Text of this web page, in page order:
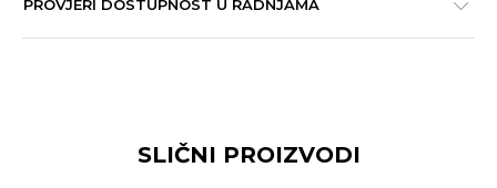
PROVJERI DOSTUPNOST U RADNJAMA
SLIČNI PROIZVODI